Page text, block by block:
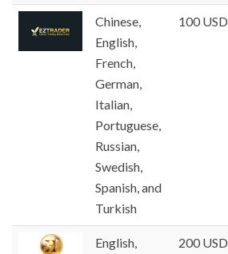
Chinese,
English,
French,
German,
Italian,
Portuguese,
Russian,
Swedish,
Spanish, and
Turkish
100 USD
English,
200 USD